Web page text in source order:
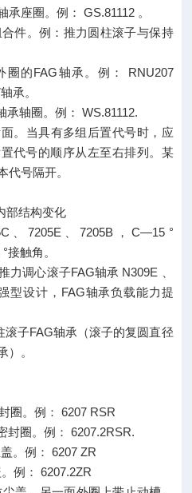
座圈。例： GS.81112 。
件。例：推力圆柱滚子与保持
的FAG轴承。例： RNU207
承。
轴圈。例： WS.81112.
。当具有多组后置代号时，应
代号的顺序从左至右排列。某
代号隔开。
部结构变化
、 7205E 、 7205B ， C—15 °
接触角。
力调心滚子FAG轴承 N309E 、
型设计，FAG轴承负载能力提
子FAG轴承（滚子的复圆直径
）。
圈。例： 6207 RSR
圈。例： 6207.2RSR.
。例： 6207 ZR
例： 6207.2ZR